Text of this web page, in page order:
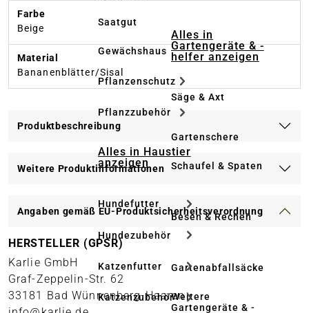
Saatgut
Gewächshaus
Pflanzenschutz
Pflanzzubehör
Alles in Haustier
anzeigen
Hundefutter
Hundezubehör
Katzenfutter
Katzenzubehör
Alles in
Gartengeräte & -
helfer anzeigen
Säge & Axt
Gartenschere
Schaufel & Spaten
Besen & Rechen
Gartenabfallsäcke
Weitere
Gartengeräte & -
Farbe
Beige
Material
Bananenblätter/Sisal
Produktbeschreibung
Weitere Produktinformationen
Angaben gemäß EU-Produktsicherheitsverordnung
HERSTELLER (GPSR)
Karlie GmbH
Graf-Zeppelin-Str. 62
33181 Bad Wünnenberg-Haaren